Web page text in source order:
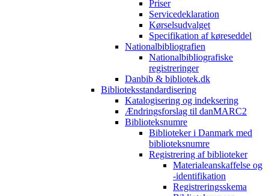
Priser
Servicedeklaration
Kørselsudvalget
Specifikation af køreseddel
Nationalbibliografien
Nationalbibliografiske
registreringer
Danbib & bibliotek.dk
Biblioteksstandardisering
Katalogisering og indeksering
Ændringsforslag til danMARC2
Biblioteksnumre
Biblioteker i Danmark med
biblioteksnumre
Registrering af biblioteker
Materialeanskaffelse og
-identifikation
Registreringsskema